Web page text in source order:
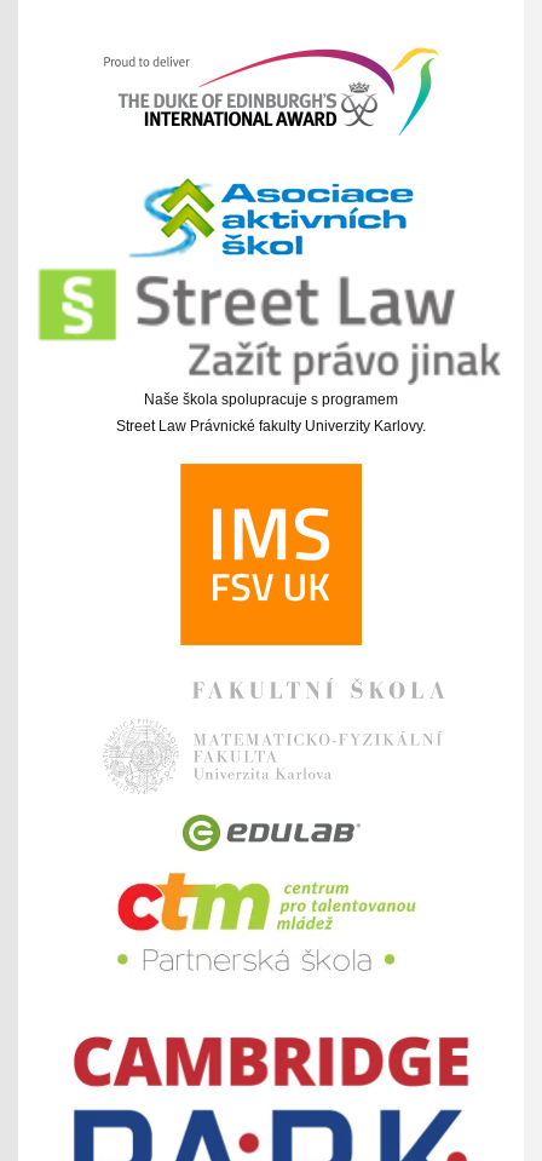
Naše škola spolupracuje s programem
Street Law Právnické fakulty Univerzity Karlovy.